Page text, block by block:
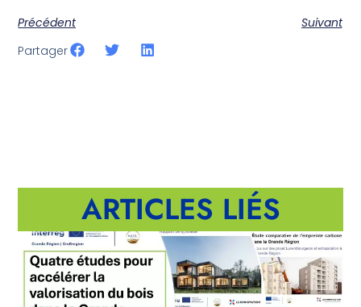
Précédent
Suivant
Partager
ARTICLES LIÉS